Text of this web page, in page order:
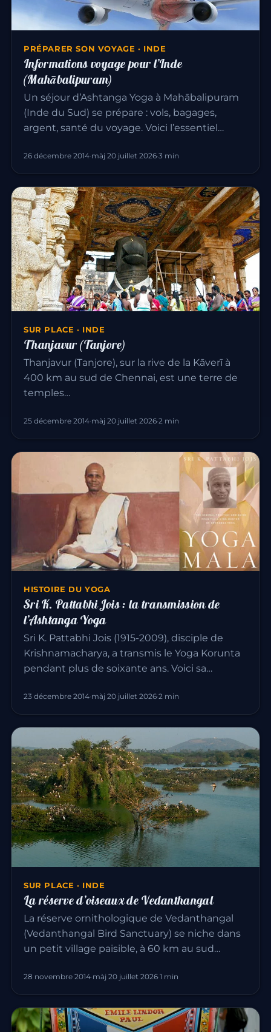
PRÉPARER SON VOYAGE · INDE
Informations voyage pour l’Inde
(Mahābalipuram)
Un séjour d’Ashtanga Yoga à Mahābalipuram
(Inde du Sud) se prépare : vols, bagages,
argent, santé du voyage. Voici l’essentiel…
26 décembre 2014·màj 20 juillet 2026·3 min
SUR PLACE · INDE
Thanjavur (Tanjore)
Thanjavur (Tanjore), sur la rive de la Kāverī à
400 km au sud de Chennai, est une terre de
temples…
25 décembre 2014·màj 20 juillet 2026·2 min
HISTOIRE DU YOGA
Sri K. Pattabhi Jois : la transmission de
l’Ashtanga Yoga
Sri K. Pattabhi Jois (1915-2009), disciple de
Krishnamacharya, a transmis le Yoga Korunta
pendant plus de soixante ans. Voici sa…
23 décembre 2014·màj 20 juillet 2026·2 min
SUR PLACE · INDE
La réserve d’oiseaux de Vedanthangal
La réserve ornithologique de Vedanthangal
(Vedanthangal Bird Sanctuary) se niche dans
un petit village paisible, à 60 km au sud…
28 novembre 2014·màj 20 juillet 2026·1 min